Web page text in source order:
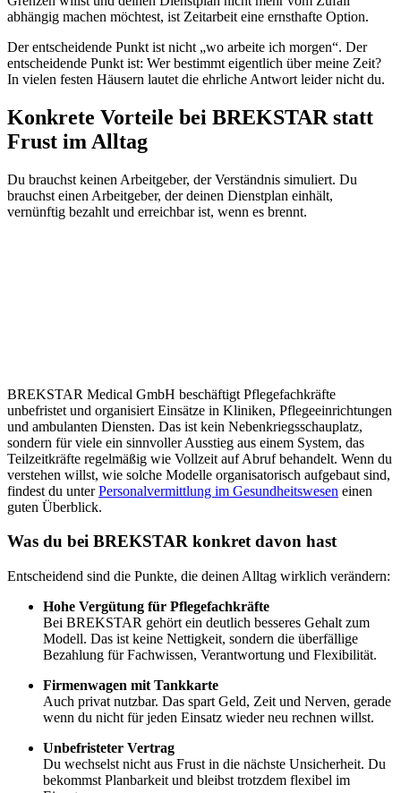
abhängig machen möchtest, ist Zeitarbeit eine ernsthafte Option.
Der entscheidende Punkt ist nicht „wo arbeite ich morgen“. Der
entscheidende Punkt ist: Wer bestimmt eigentlich über meine Zeit?
In vielen festen Häusern lautet die ehrliche Antwort leider nicht du.
Konkrete Vorteile bei BREKSTAR statt
Frust im Alltag
Du brauchst keinen Arbeitgeber, der Verständnis simuliert. Du
brauchst einen Arbeitgeber, der deinen Dienstplan einhält,
vernünftig bezahlt und erreichbar ist, wenn es brennt.
BREKSTAR Medical GmbH beschäftigt Pflegefachkräfte
unbefristet und organisiert Einsätze in Kliniken, Pflegeeinrichtungen
und ambulanten Diensten. Das ist kein Nebenkriegsschauplatz,
sondern für viele ein sinnvoller Ausstieg aus einem System, das
Teilzeitkräfte regelmäßig wie Vollzeit auf Abruf behandelt. Wenn du
verstehen willst, wie solche Modelle organisatorisch aufgebaut sind,
findest du unterPersonalvermittlung im Gesundheitswesen einen
guten Überblick.
Was du bei BREKSTAR konkret davon hast
Entscheidend sind die Punkte, die deinen Alltag wirklich verändern:
Hohe Vergütung für Pflegefachkräfte
Bei BREKSTAR gehört ein deutlich besseres Gehalt zum
Modell. Das ist keine Nettigkeit, sondern die überfällige
Bezahlung für Fachwissen, Verantwortung und Flexibilität.
Firmenwagen mit Tankkarte
Auch privat nutzbar. Das spart Geld, Zeit und Nerven, gerade
wenn du nicht für jeden Einsatz wieder neu rechnen willst.
Unbefristeter Vertrag
Du wechselst nicht aus Frust in die nächste Unsicherheit. Du
bekommst Planbarkeit und bleibst trotzdem flexibel im